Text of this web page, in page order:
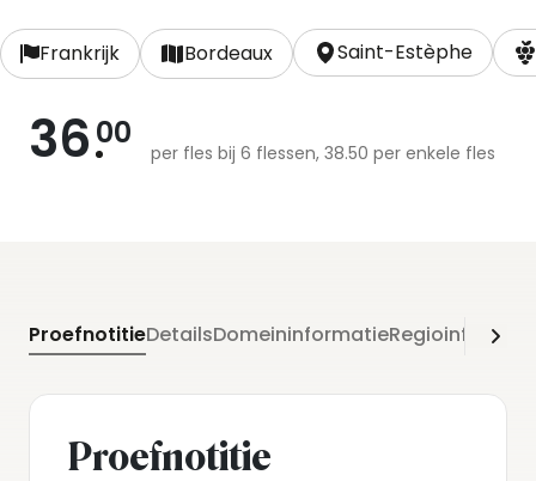
controlled, with a lightly peppered and quite
sustained finish. Excellent, classy, more-ish. (Neal
Martin, Vinous)
Frankrijk Bordeaux Saint-Estèphe
36 00
per fles bij 6 flessen, 38.50 per enkele fles
ProefnotitieDetailsDomeininformatie
Proefnotitie